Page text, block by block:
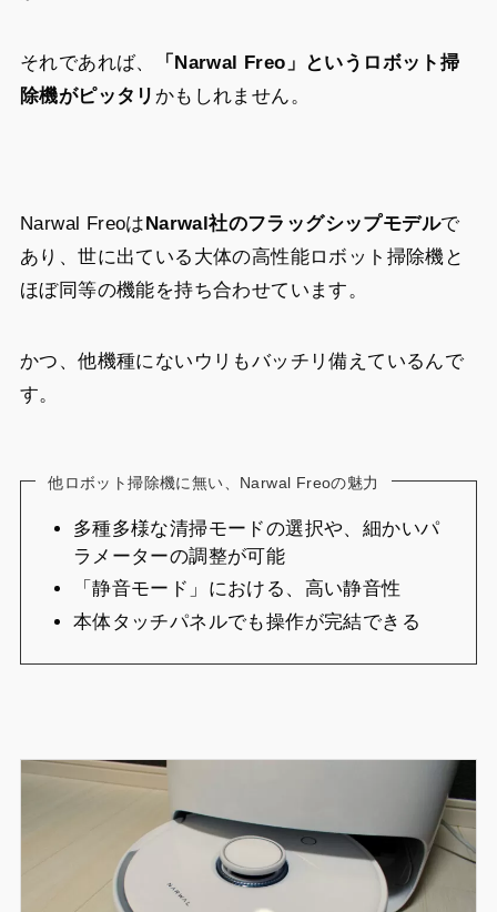
それであれば、 「 Narwal Freo 」というロボット掃
除機がピッタリ かもしれません。
Narwal Freoは Narwal社のフラッグシップモデルで
あり、世に出ている大体の高性能ロボット掃除機と
ほぼ同等の機能を持ち合わせています。
かつ、他機種にないウリもバッチリ備えているんで
す。
他ロボット掃除機に無い、Narwal Freoの魅力
多種多様な清掃モードの選択や、細かいパ
ラメーターの調整が可能
「静音モード」における、高い静音性
本体タッチパネルでも操作が完結できる